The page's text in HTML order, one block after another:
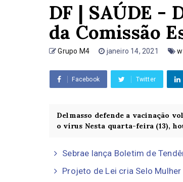
DF | SAÚDE -
da Comissão
Grupo M4 janeiro 14, 2021
Facebook Twitter
Delmasso defende a vacinação
o vírus Nesta quarta-feira (13),
Sebrae lança Boletim de
Projeto de Lei cria Selo